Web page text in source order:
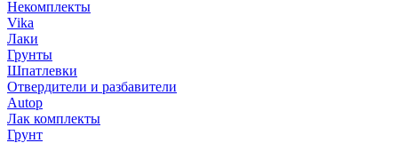
Некомплекты
Vika
Лаки
Грунты
Шпатлевки
Отвердители и разбавители
Autop
Лак комплекты
Грунт